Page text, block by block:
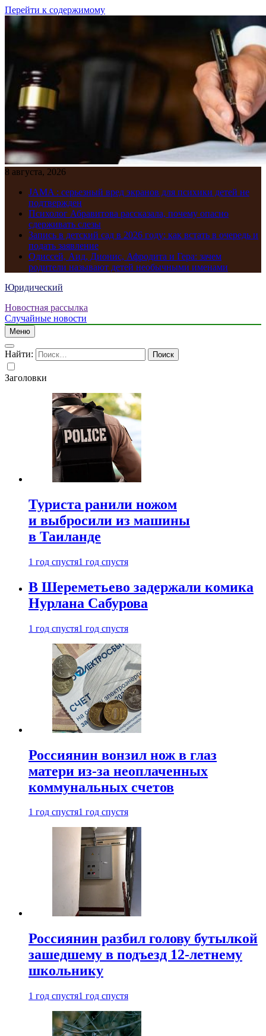
Перейти к содержимому
8 августа, 2026
JAMA : серьезный вред экранов для психики детей не
подтвержден
Психолог Абравитова рассказала, почему опасно
сдерживать слезы
Запись в детский сад в 2026 году: как встать в очередь и
подать заявление
Одиссей, Аид, Дионис, Афродита и Гера: зачем
родители называют детей необычными именами
Юридический
Новостная рассылка
Случайные новости
Меню
Найти:
Заголовки
Туриста ранили ножом
и выбросили из машины
в Таиланде
1 год спустя1 год спустя
В Шереметьево задержали комика
Нурлана Сабурова
1 год спустя1 год спустя
Россиянин вонзил нож в глаз
матери из-за неоплаченных
коммунальных счетов
1 год спустя1 год спустя
Россиянин разбил голову бутылкой
зашедшему в подъезд 12-летнему
школьнику
1 год спустя1 год спустя